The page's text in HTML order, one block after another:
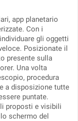
app planetario
Con i
gli oggetti
Posizionate il
presente sulla
Una volta
procedura
a disposizione tutte
puntate.
proposti e visibili
schermo del